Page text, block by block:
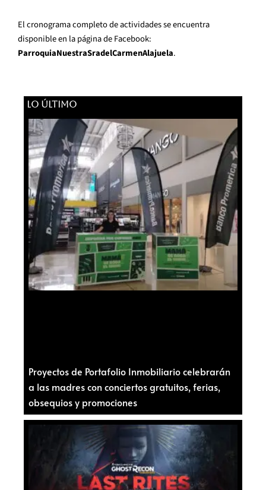
El cronograma completo de actividades se encuentra
disponible en la página de Facebook:
ParroquiaNuestraSradelCarmenAlajuela.
LO ÚLTIMO
Proyectos de Portafolio Inmobiliario celebrarán
a las madres con conciertos gratuitos, ferias,
obsequios y promociones